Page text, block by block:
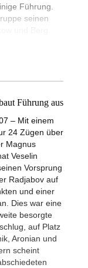
Führung.
seinen
Führung aus
– Mit einem
24 Zügen über
Magnus
Veselin
Vorsprung
Radjabov auf
und einer
Dies war eine
besorgte
auf Platz
Aronian und
scheint